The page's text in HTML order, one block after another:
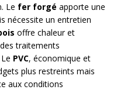
Le fer forgé apporte une
nécessite un entretien
offre chaleur et
traitements
PVC, économique et
plus restreints mais
aux conditions